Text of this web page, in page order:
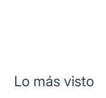
Lo más visto